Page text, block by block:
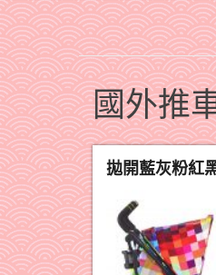
國外推
拋開藍灰粉紅